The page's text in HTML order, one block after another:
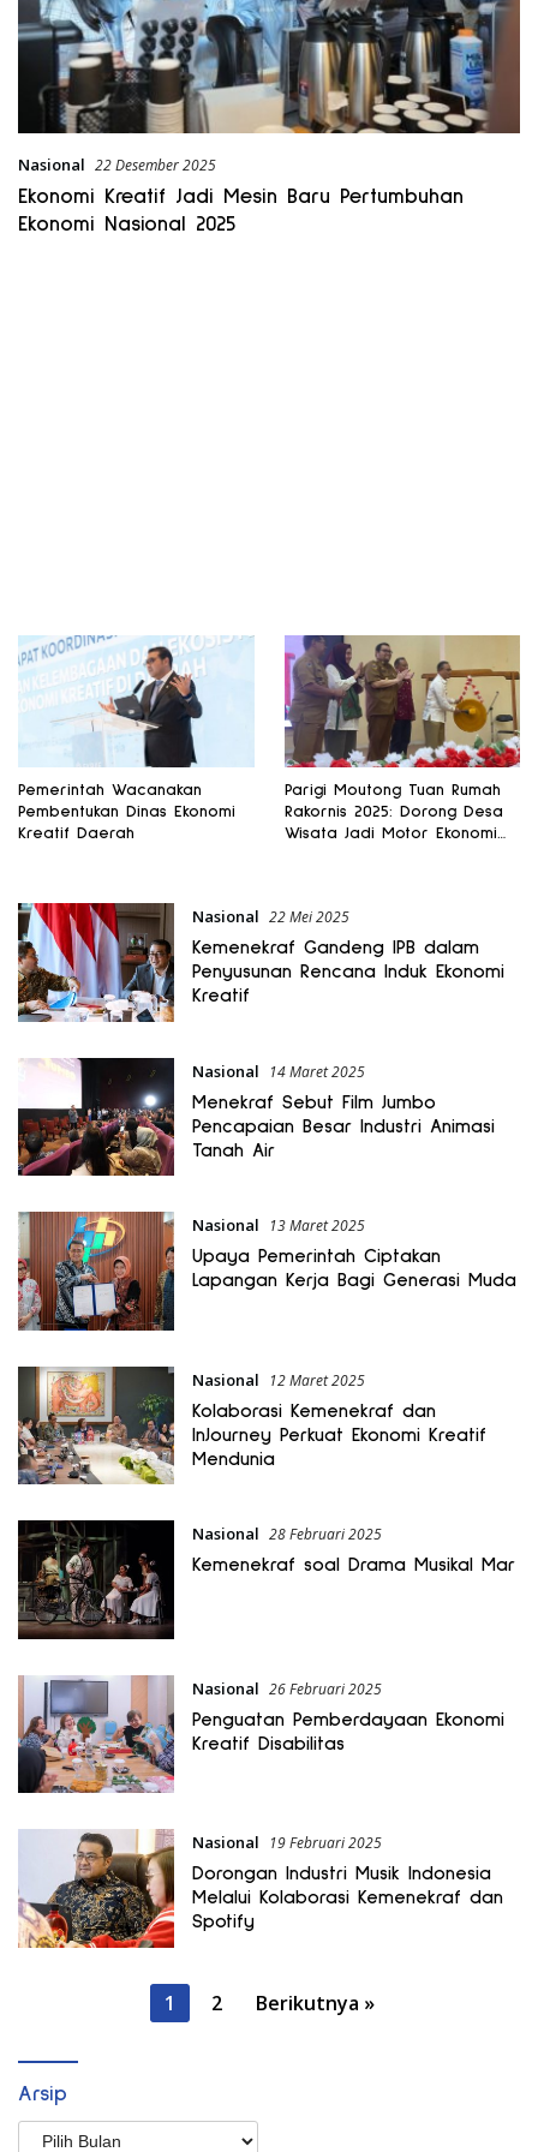
Nasional 22 Desember 2025
Ekonomi Kreatif Jadi Mesin Baru Pertumbuhan
Ekonomi Nasional 2025
Pemerintah Wacanakan
Pembentukan Dinas Ekonomi
Kreatif Daerah
Parigi Moutong Tuan Rumah
Rakornis 2025: Dorong Desa
Wisata Jadi Motor Ekonomi
Nasional 22 Mei 2025
Kemenekraf Gandeng IPB dalam
Penyusunan Rencana Induk Ekonomi
Kreatif
Nasional 14 Maret 2025
Menekraf Sebut Film Jumbo
Pencapaian Besar Industri Animasi
Tanah Air
Nasional 13 Maret 2025
Upaya Pemerintah Ciptakan
Lapangan Kerja Bagi Generasi Muda
Nasional 12 Maret 2025
Kolaborasi Kemenekraf dan
InJourney Perkuat Ekonomi Kreatif
Mendunia
Nasional 28 Februari 2025
Kemenekraf soal Drama Musikal Mar
Nasional 26 Februari 2025
Penguatan Pemberdayaan Ekonomi
Kreatif Disabilitas
Nasional 19 Februari 2025
Dorongan Industri Musik Indonesia
Melalui Kolaborasi Kemenekraf dan
Spotify
1 2 Berikutnya »
Arsip
Arsip